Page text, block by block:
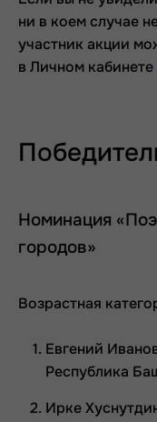
ни в коем случае
участник акции
в Личном кабинете
Номинация
городов»
Возрастная
Евгений
Республика
Ирке